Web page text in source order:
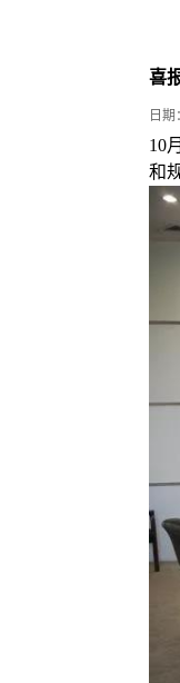
喜
日期
10
和